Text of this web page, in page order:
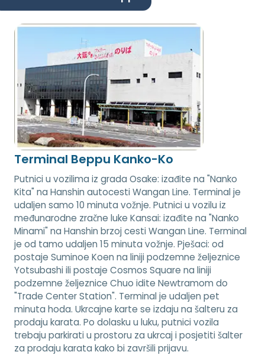
Terminal Beppu Kanko-Ko
Putnici u vozilima iz grada Osake: izađite na "Nanko
Kita" na Hanshin autocesti Wangan Line. Terminal je
udaljen samo 10 minuta vožnje. Putnici u vozilu iz
međunarodne zračne luke Kansai: izađite na "Nanko
Minami" na Hanshin brzoj cesti Wangan Line. Terminal
je od tamo udaljen 15 minuta vožnje. Pješaci: od
postaje Suminoe Koen na liniji podzemne željeznice
Yotsubashi ili postaje Cosmos Square na liniji
podzemne željeznice Chuo idite Newtramom do
"Trade Center Station". Terminal je udaljen pet
minuta hoda. Ukrcajne karte se izdaju na šalteru za
prodaju karata. Po dolasku u luku, putnici vozila
trebaju parkirati u prostoru za ukrcaj i posjetiti šalter
za prodaju karata kako bi završili prijavu.